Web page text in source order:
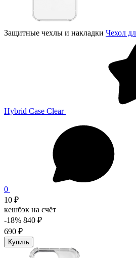
Защитные чехлы и накладки Чехол
Hybrid Case Clear
0
10 ₽
кешбэк на счёт
-18% 840 ₽
690 ₽
Купить